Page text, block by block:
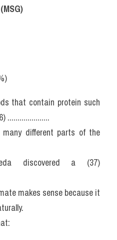
that contain protein such
.....................
different parts of the
discovered a (37)
makes sense because it